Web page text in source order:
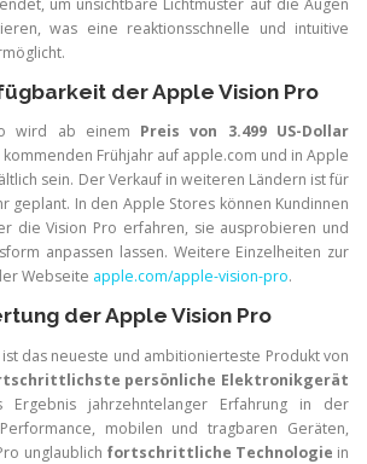
um unsichtbare Lichtmuster auf die Augen
was eine reaktionsschnelle und intuitive
der Apple Vision Pro
wird ab einem Preis von 3.499 US-Dollar
Frühjahr auf apple.com und in Apple
sein. Der Verkauf in weiteren Ländern ist für
geplant. In den Apple Stores können Kundinnen
die Vision Pro erfahren, sie ausprobieren und
anpassen lassen. Weitere Einzelheiten zur
Webseite apple.com/apple-vision-pro.
der Apple Vision Pro
ist das neueste und ambitionierteste Produkt von
persönliche Elektronikgerät
jahrzehntelanger Erfahrung in der
mobilen und tragbaren Geräten,
unglaublich fortschrittliche Technologie in